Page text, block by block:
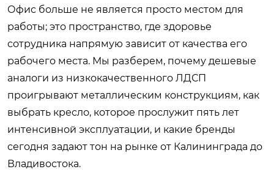
Офис больше не является просто местом для
работы; это пространство, где здоровье
сотрудника напрямую зависит от качества его
рабочего места. Мы разберем, почему дешевые
аналоги из низкокачественного ЛДСП
проигрывают металлическим конструкциям, как
выбрать кресло, которое прослужит пять лет
интенсивной эксплуатации, и какие бренды
сегодня задают тон на рынке от Калининграда до
Владивостока.